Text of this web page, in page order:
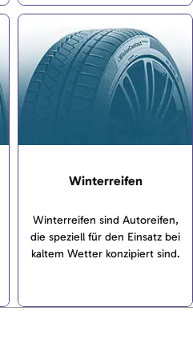
Winterreifen
Winterreifen sind Autoreifen,
die speziell für den Einsatz bei
kaltem Wetter konzipiert sind.